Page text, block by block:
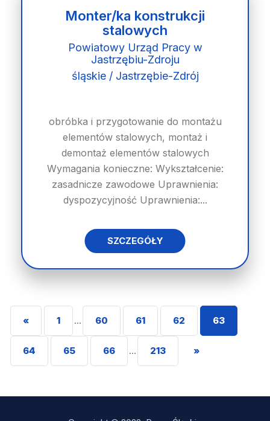
Monter/ka konstrukcji
stalowych
Powiatowy Urząd Pracy w
Jastrzębiu-Zdroju
śląskie / Jastrzębie-Zdrój
obróbka i przygotowanie do montażu
elementów stalowych, montaż i
demontaż elementów stalowych
Wymagania konieczne: Wykształcenie:
zasadnicze zawodowe Uprawnienia:
dyspozycyjność Uprawnienia:...
SZCZEGÓŁY
« 1 ... 60 61 62 63
64 65 66 ... 213 »